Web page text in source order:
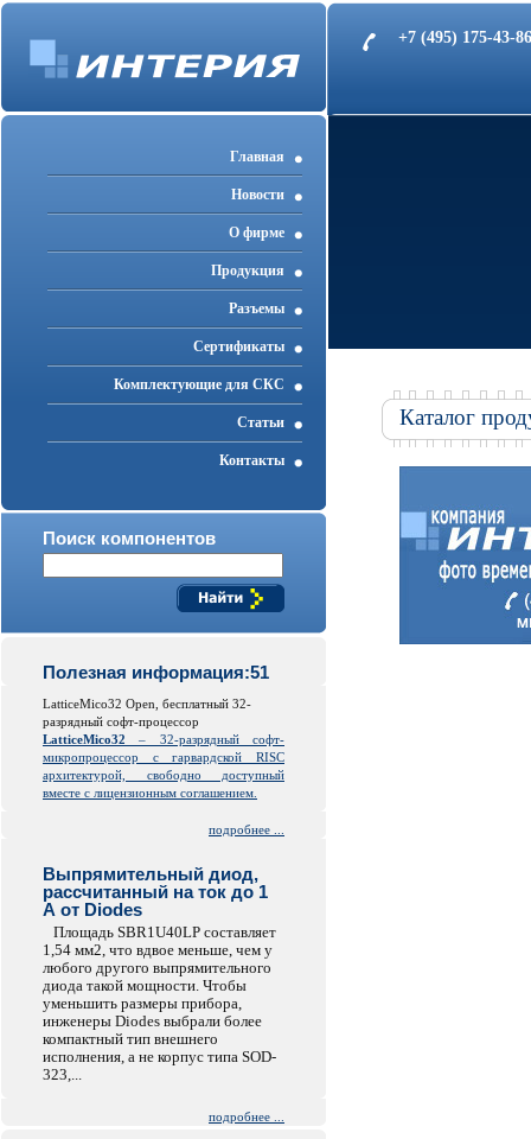
+7 (495) 175-43-
Главная
Новости
О фирме
Продукция
Разъемы
Cертификаты
Комплектующие для СКС
Статьи
Контакты
Поиск компонентов
Полезная информация:51
LatticeMico32 Open, бесплатный 32-
разрядный софт-процессор
LatticeMico32 – 32-разрядный софт-
микропроцессор с гарвардской RISC
архитектурой, свободно доступный
вместе с лицензионным соглашением.
подробнее ...
Выпрямительный диод,
рассчитанный на ток до 1
А от Diodes
Площадь SBR1U40LP составляет
1,54 мм2, что вдвое меньше, чем у
любого другого выпрямительного
диода такой мощности. Чтобы
уменьшить размеры прибора,
инженеры Diodes выбрали более
компактный тип внешнего
исполнения, а не корпус типа SOD-
323,...
подробнее ...
Каталог